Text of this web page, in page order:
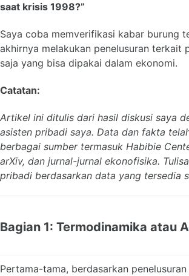
saat krisis 1998?”
Saya coba memverifikasi kabar burung
akhirnya melakukan penelusuran terkait
saja yang bisa dipakai dalam ekonomi.
Catatan:
Artikel ini ditulis dari hasil diskusi saya
asisten pribadi saya. Data dan fakta
berbagai sumber termasuk Habibie
arXiv, dan jurnal-jurnal ekonofisika.
pribadi berdasarkan data yang tersedia
Bagian 1: Termodinamika atau
Pertama-tama, berdasarkan